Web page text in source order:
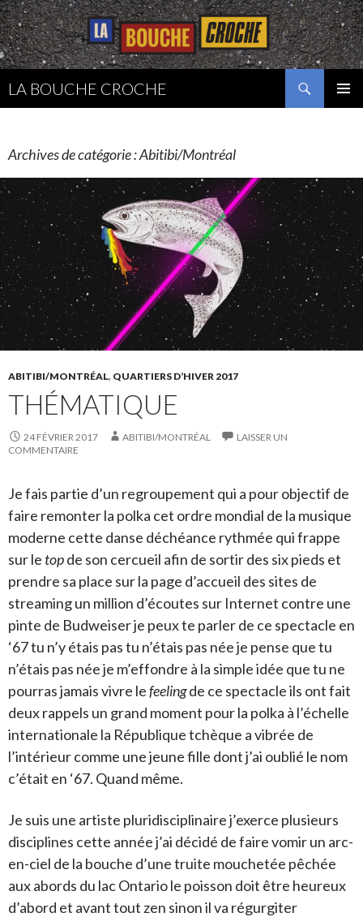
LA BOUCHE CROCHE
Archives de catégorie : Abitibi/Montréal
ABITIBI/MONTRÉAL, QUARTIERS D’HIVER 2017
THÉMATIQUE
24 FÉVRIER 2017 ABITIBI/MONTRÉAL
LAISSER UN
COMMENTAIRE
Je fais partie d’un regroupement qui a pour objectif de
faire remonter la polka cet ordre mondial de la musique
moderne cette danse déchéance rythmée qui frappe
sur le topde son cercueil afin de sortir des six pieds et
prendre sa place sur la page d’accueil des sites de
streaming un million d’écoutes sur Internet contre une
pinte de Budweiser je peux te parler de ce spectacle en
‘67 tu n’y étais pas tu n’étais pas née je pense que tu
n’étais pas née je m’effondre à la simple idée que tu ne
pourras jamais vivre lefeelingde ce spectacle ils ont fait
deux rappels un grand moment pour la polka à l’échelle
internationale la République tchèque a vibrée de
l’intérieur comme une jeune fille dont j’ai oublié le nom
c’était en ‘67. Quand même.
Je suis une artiste pluridisciplinaire j’exerce plusieurs
disciplines cette année j’ai décidé de faire vomir un arc-
en-ciel de la bouche d’une truite mouchetée pêchée
aux abords du lac Ontario le poisson doit être heureux
d’abord et avant tout zen sinon il va régurgiter